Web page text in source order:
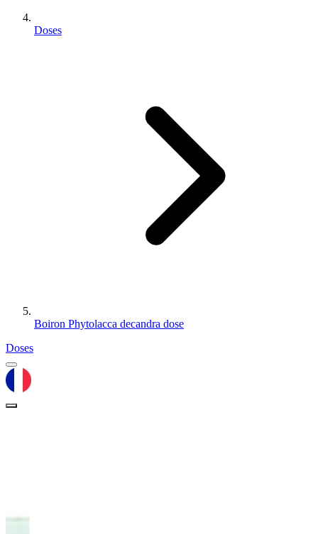
Doses
Boiron Phytolacca decandra dose
Doses